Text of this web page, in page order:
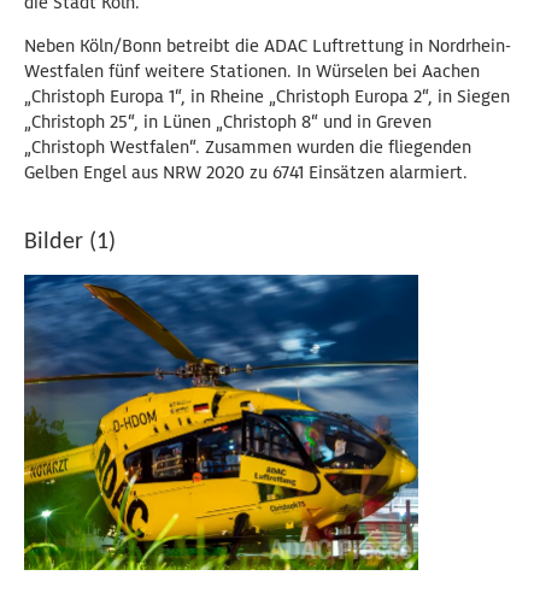
Neben Köln/Bonn betreibt die ADAC Luftrettung in Nordrhein-
Westfalen fünf weitere Stationen. In Würselen bei Aachen
„Christoph Europa 1“, in Rheine „Christoph Europa 2“, in Siegen
„Christoph 25“, in Lünen „Christoph 8“ und in Greven
„Christoph Westfalen“. Zusammen wurden die fliegenden
Gelben Engel aus NRW 2020 zu 6741 Einsätzen alarmiert.
Bilder (1)